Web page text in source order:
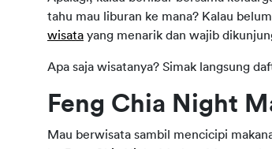
tahu mau liburan ke mana? Kalau
wisata yang menarik dan wajib
Apa saja wisatanya? Simak langsung
Feng Chia Night
Mau berwisata sambil mencicipi